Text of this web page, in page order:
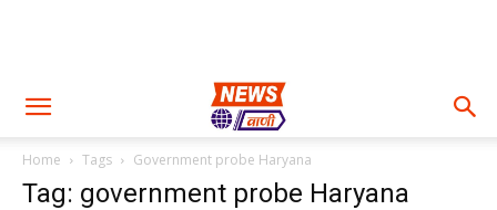
Home Tags Government probe Haryana
Tag: government probe Haryana